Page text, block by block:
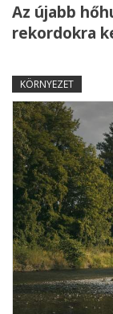
Az újabb
rekordokra
KÖRNYEZET